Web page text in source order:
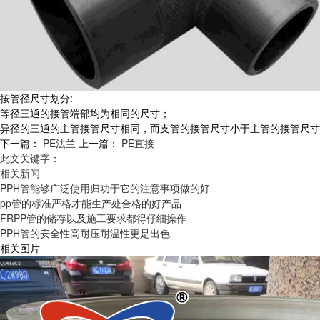
按管径尺寸划分:
等径三通的接管端部均为相同的尺寸；
异径的三通的主管接管尺寸相同，而支管的接管尺寸小于主管的接管尺
下一篇： PE法兰 上一篇： PE直接
此文关键字：
相关新闻
PPH管能够广泛使用归功于它的注意事项做的好
pp管的标准严格才能生产处合格的好产品
FRPP管的储存以及施工要求都得仔细操作
PPH管的安全性高耐压耐温性更是出色
相关图片